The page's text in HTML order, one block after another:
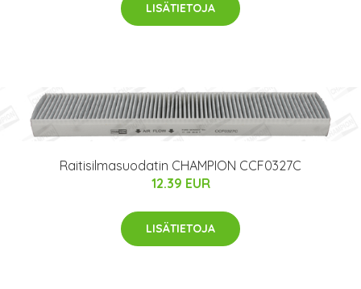
LISÄTIETOJA
Raitisilmasuodatin CHAMPION CCF0327C
12.39 EUR
LISÄTIETOJA